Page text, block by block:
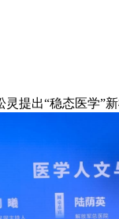
灵提出“稳态医学”